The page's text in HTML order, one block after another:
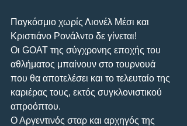
Παγκόσμιο χωρίς Λιονέλ Μέσι και
Κριστιάνο Ρονάλντο δε γίνεται!
Οι GOAT της σύγχρονης εποχής του
αθλήματος μπαίνουν στο τουρνουά
που θα αποτελέσει και το τελευταίο της
καριέρας τους, εκτός συγκλονιστικού
απροόπτου.
Ο Αργεντινός σταρ και αρχηγός της